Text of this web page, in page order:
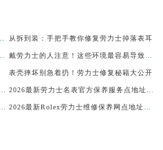
处理劳力士表盘生锈？ 从拆到装：手把手教你修复劳力士掉落表耳
户必看的调整秘籍！ 戴劳力士的人注意！这些环境最容易导致生锈
表壳摔坏别急着扔！劳力士修复秘籍大公开
2026年劳力士大中华区售后服务体系全面升级公告（最新电话及地址） 2026最新劳力士名表官方保养服务点地址实地探访报告
2026最新劳力士名表维修中心地址实地探访报告 2026最新Rolex劳力士维修保养网点地址考察报告